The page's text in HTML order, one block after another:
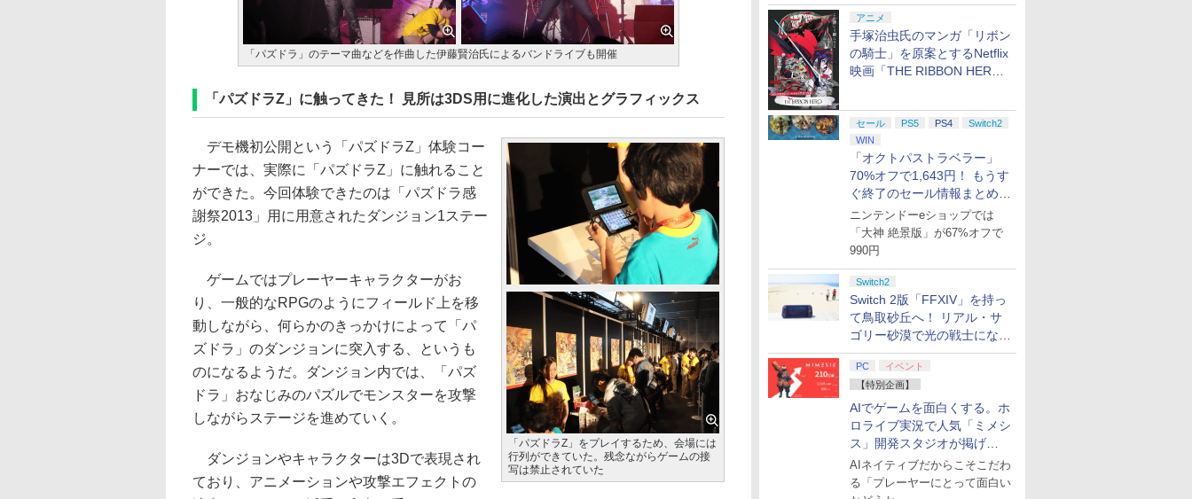
アニメ
手塚治虫氏のマンガ「リボン
の騎士」を原案とするNetflix
映画「THE RIBBON HERO
セール PS5 PS4
Switch2
WIN
「オクトパストラベラー」
70%オフで1,643円！ もうす
ぐ終了のセール情報まとめ
【8月8日更新】
ニンテンドーeショップでは
「大神 絶景版」が67%オフで
990円
Switch2
Switch 2版「FFXIV」を持っ
て鳥取砂丘へ！ リアル・サ
ゴリー砂漠で光の戦士になっ
てみた
PC
イベント
【特別企画】
AIでゲームを面白くする。ホ
ロライブ実況で人気「ミメシ
ス」開発スタジオが掲げ
る“AI活用の信念”とは？【講
演レポート】
AIネイティブだからこそこだわ
る「プレーヤーにとって面白い
「パズドラ」のテーマ曲などを作曲した伊藤賢治氏によるバンドライブも開催
「パズドラZ」に触ってきた！ 見所は3DS用に進化した演出とグラフィックス
「パズドラZ」をプレイするため、会場には
行列ができていた。残念ながらゲームの接
写は禁止されていた
デモ機初公開という「パズドラZ」体験コー
ナーでは、実際に「パズドラZ」に触れること
ができた。今回体験できたのは「パズドラ感
謝祭2013」用に用意されたダンジョン1ステー
ジ。
ゲームではプレーヤーキャラクターがお
り、一般的なRPGのようにフィールド上を移
動しながら、何らかのきっかけによって「パ
ズドラ」のダンジョンに突入する、というも
のになるようだ。ダンジョン内では、「パズ
ドラ」おなじみのパズルでモンスターを攻撃
しながらステージを進めていく。
ダンジョンやキャラクターは3Dで表現され
ており、アニメーションや攻撃エフェクトの